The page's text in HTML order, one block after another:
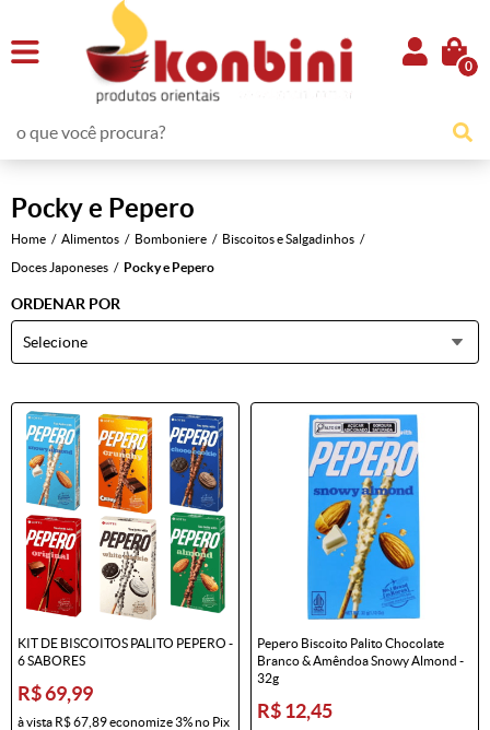
0
Pocky e Pepero
Home Alimentos Bomboniere
Biscoitos e Salgadinhos
Doces Japoneses
Pocky e Pepero
ORDENAR POR
Selecione
KIT DE BISCOITOS PALITO PEPERO -
6 SABORES
R$ 69,99
à vista R$ 67,89economize3%no Pix
Pepero Biscoito Palito Chocolate
Branco & Amêndoa Snowy Almond -
32g
R$ 12,45